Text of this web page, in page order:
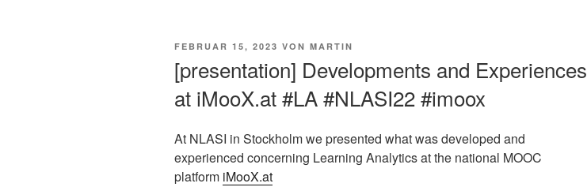
VERÖFFENTLICHT
FEBRUAR 15, 2023 VON MARTIN
[presentation] Developments and Experiences
at iMooX.at #LA #NLASI22 #imoox
At NLASI in Stockholm we presented what was developed and
experienced concerning Learning Analytics at the national MOOC
platform iMooX.at